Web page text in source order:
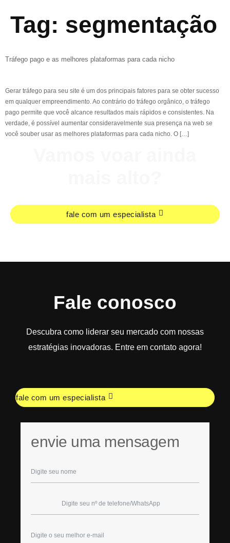
Tag: segmentação
Tráfego pago e as melhores plataformas para cada nicho
Gerar tráfego para seu site é um dos principais fatores para se obter sucesso
em qualquer empreendimento. Ao contrário do tráfego orgânico, o tráfego
pago permite que você alcance resultados mais rápidos e consistentes. Na
verdade, é possível aumentar consideravelmente sua presença na web se
você souber usar as melhores plataformas para cada nicho. O […]
fale com um especialista
Fale conosco
Descubra como liderar seu mercado com nossas
estratégias inovadoras. Entre em contato agora!
fale com um especialista
envie uma mensagem